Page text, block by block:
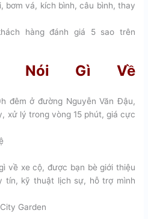
bơm vá, kích bình, câu bình, thay
hàng đánh giá 5 sao trên
Nói Gì Về
đêm ở đường Nguyễn Văn Đậu,
xử lý trong vòng 15 phút, giá cực
về xe cộ, được bạn bè giới thiệu
tín, kỹ thuật lịch sự, hỗ trợ mình
Garden